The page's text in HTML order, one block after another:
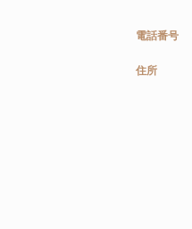
電話番号
住所